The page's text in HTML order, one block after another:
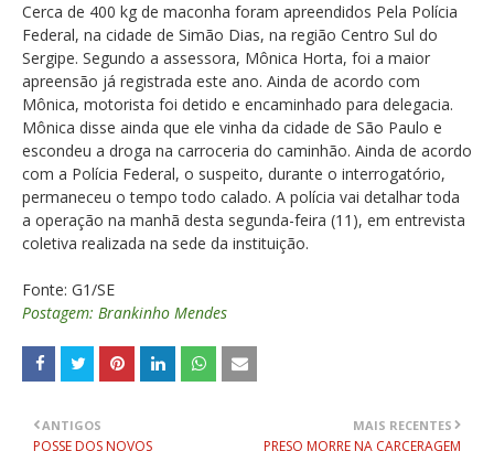
Cerca de 400 kg de maconha foram apreendidos Pela Polícia
Federal, na cidade de Simão Dias, na região Centro Sul do
Sergipe. Segundo a assessora, Mônica Horta, foi a maior
apreensão já registrada este ano. Ainda de acordo com
Mônica, motorista foi detido e encaminhado para delegacia.
Mônica disse ainda que ele vinha da cidade de São Paulo e
escondeu a droga na carroceria do caminhão. Ainda de acordo
com a Polícia Federal, o suspeito, durante o interrogatório,
permaneceu o tempo todo calado. A polícia vai detalhar toda
a operação na manhã desta segunda-feira (11), em entrevista
coletiva realizada na sede da instituição.
Fonte: G1/SE
Postagem: Brankinho Mendes
MAIS RECENTES
PRESO MORRE NA CARCERAGEM
ANTIGOS
POSSE DOS NOVOS